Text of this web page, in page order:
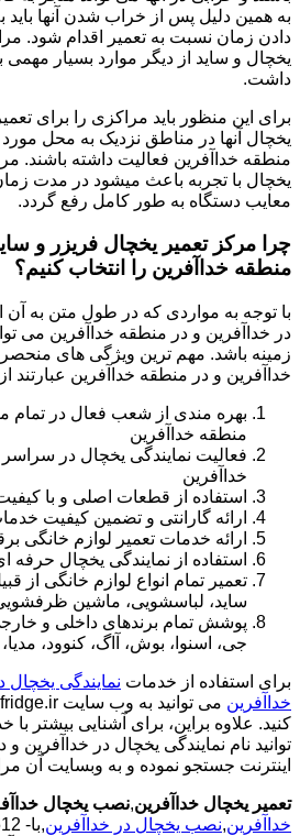
به همین دلیل پس از خراب شدن آنها باید
دادن زمان نسبت به تعمیر اقدام شود.
یخچال و ساید از دیگر موارد بسیار مهمی
داشت.
برای این منظور باید مراکزی را برای
یخچال آنها در مناطق نزدیک به محل مورد
منطقه خداآفرین فعالیت داشته باشند.
یخچال با تجربه باعث میشود در مدت
معایب دستگاه به طور کامل رفع گردد.
چرا مرکز تعمیر یخچال فریزر و
منطقه خداآفرین را انتخاب کنیم؟
با توجه به مواردی که در طول متن به آن
در خداآفرین و در منطقه خداآفرین می
زمینه باشد. مهم ترین ویژگی های منحصر
خداآفرین و در منطقه خداآفرین عبارتند
بهره مندی از شعب فعال در تمام
منطقه خداآفرین
فعالیت نمایندگی یخچال در
خداآفرین
استفاده از قطعات اصلی و با
ارائه گارانتی و تضمین کیفیت
ارائه خدمات تعمیر لوازم خانگی
استفاده از نمایندگی یخچال حرفه
تعمیر تمام انواع لوازم خانگی از
ساید، لباسشویی، ماشین
پوشش تمام برندهای داخلی و
جی، اسنوا، بوش، آاگ، کنوود،
برای استفاده از خدمات نمایندگی یخچال
خداآفرین
کنید. علاوه براین، برای آشنایی بیشتر
توانید نام نمایندگی یخچال در خداآفرین
اینترنت جستجو نموده و به وبسایت آن
تعمیر یخچال خداآفرین,نصب یخچال
خداآفرین,نصب یخچال در خداآفرین